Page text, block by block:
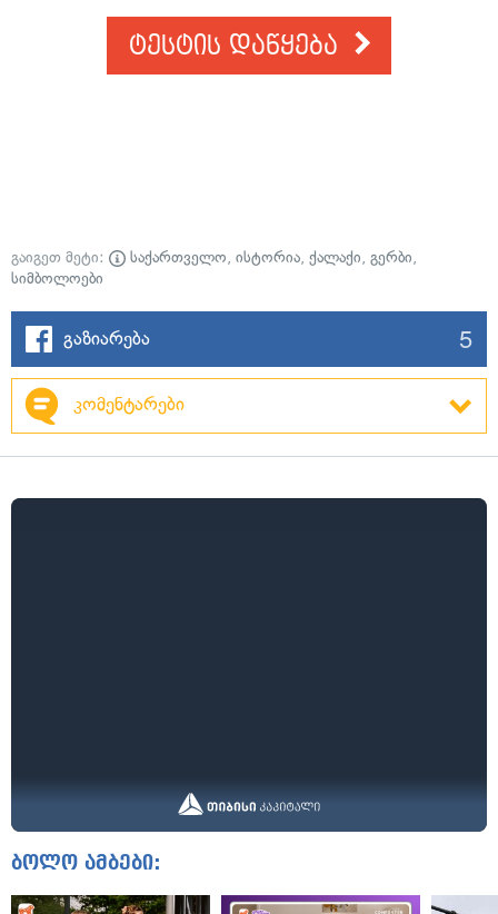
ტესტის დაწყება
გაიგეთ მეტი: საქართველო, ისტორია, ქალაქი, გერბი,
სიმბოლოები
გაზიარება 5
კომენტარები
ბოლო ამბები: